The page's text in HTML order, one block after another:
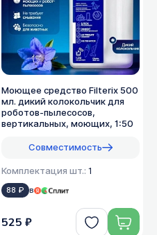
Моющее средство Filterix 500
мл. дикий колокольчик для
роботов-пылесосов,
вертикальных, моющих, 1:50
Совместимость
Комплектация шт.: 1
88 ₽ в
525 ₽